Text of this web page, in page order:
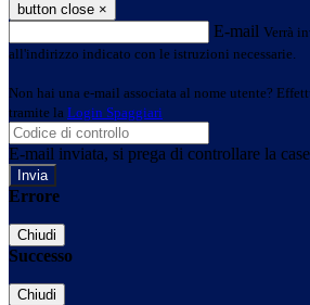
button close ×
E-mail Verrà
all'indirizzo indicato con le istruzioni necessarie.
Non hai una e-mail associata al nome utente?
tramite la Login Spaggiari
E-mail inviata, si prega di controllare la
Errore
Chiudi
Successo
Chiudi